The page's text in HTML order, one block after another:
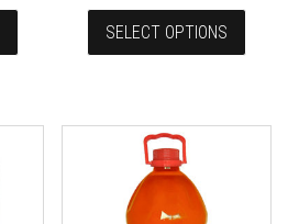
SELECT OPTIONS